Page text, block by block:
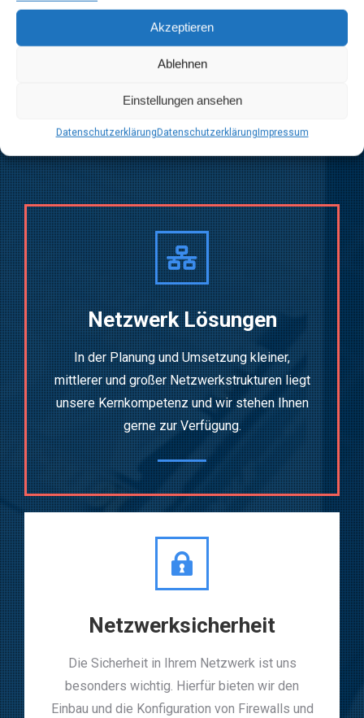
Akzeptieren
Ablehnen
Einstellungen ansehen
DatenschutzerklärungDatenschutzerklärungImpressum
UNSERE SERVICES
Netzwerk Lösungen
In der Planung und Umsetzung kleiner,
mittlerer und großer Netzwerkstrukturen liegt
unsere Kernkompetenz und wir stehen Ihnen
gerne zur Verfügung.
Netzwerksicherheit
Die Sicherheit in Ihrem Netzwerk ist uns
besonders wichtig. Hierfür bieten wir den
Einbau und die Konfiguration von Firewalls und